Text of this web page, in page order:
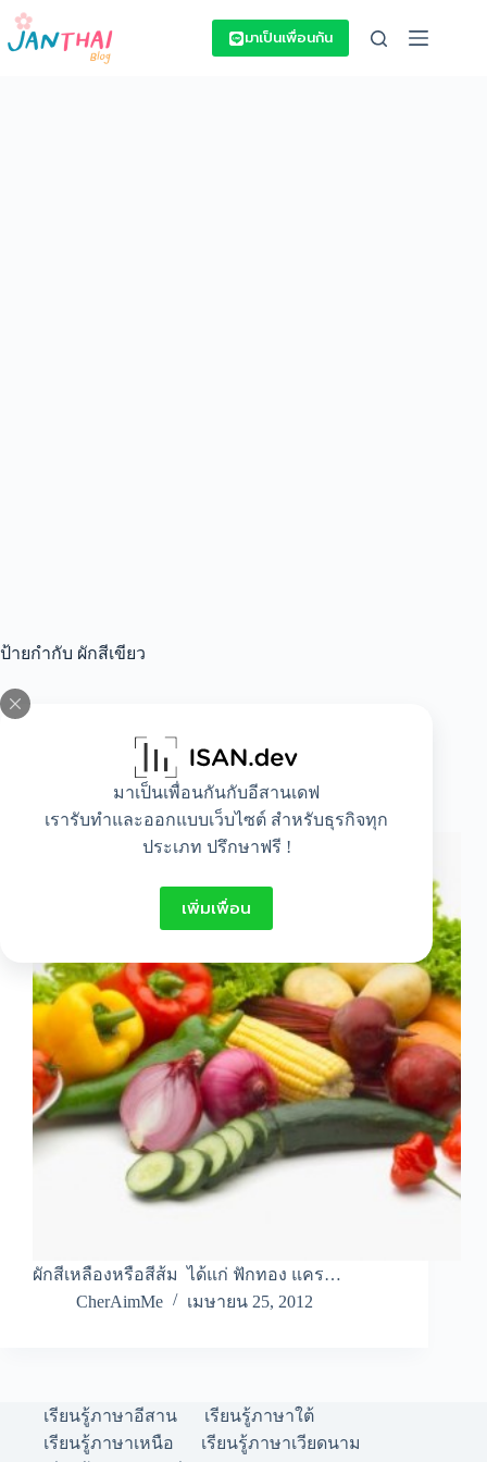
Skip
content
มาเป็นเพื่อนกันกับอีสานเดฟ
เรารับทำและออกแบบเว็บไซต์ สำหรับธุรกิจทุก
ประเภท ปรึกษาฟรี !
เพิ่มเพื่อน
มาเป็นเพื่อนกัน
ป้ายกำกับ ผักสีเขียว
Beauty , Food,Healthy,Lifestyle
ประโยชน์จากผักทั้ง 5 สี
ผักสีเหลืองหรือสีส้ม ได้แก่ ฟักทอง แคร…
CherAimMe
เมษายน 25, 2012
เรียนรู้ภาษาอีสาน
เรียนรู้ภาษาใต้
เรียนรู้ภาษาเหนือ
เรียนรู้ภาษาเวียดนาม